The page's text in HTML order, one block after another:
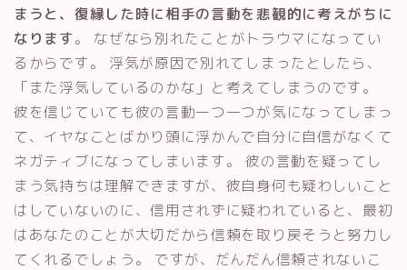
まうと、復縁した時に相手の言動を悲観的に考えがちに
なります。 なぜなら別れたことがトラウマになってい
るからです。 浮気が原因で別れてしまったとしたら、
「また浮気しているのかな」と考えてしまうのです。
彼を信じていても彼の言動一つ一つが気になってしまっ
て、イヤなことばかり頭に浮かんで自分に自信がなくて
ネガティブになってしまいます。 彼の言動を疑ってし
まう気持ちは理解できますが、彼自身何も疑わしいこと
はしていないのに、信用されずに疑われていると、最初
はあなたのことが大切だから信頼を取り戻そうと努力し
てくれるでしょう。 ですが、だんだん信頼されないこ